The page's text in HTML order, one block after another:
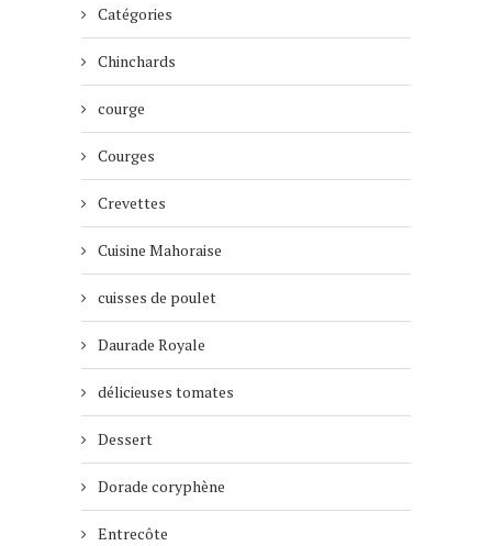
Catégories
Chinchards
courge
Courges
Crevettes
Cuisine Mahoraise
cuisses de poulet
Daurade Royale
délicieuses tomates
Dessert
Dorade coryphène
Entrecôte